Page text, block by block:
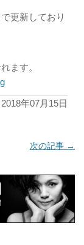
更新しており
ます。
年07月15日
次の記事 →